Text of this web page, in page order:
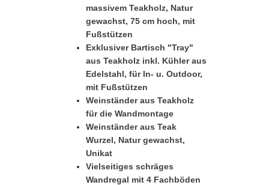
massivem Teakholz, Natur
gewachst, 75 cm hoch, mit
Fußstützen
Exklusiver Bartisch "Tray"
aus Teakholz inkl. Kühler aus
Edelstahl, für In- u. Outdoor,
mit Fußstützen
Weinständer aus Teakholz
für die Wandmontage
Weinständer aus Teak
Wurzel, Natur gewachst,
Unikat
Vielseitiges schräges
Wandregal mit 4 Fachböden